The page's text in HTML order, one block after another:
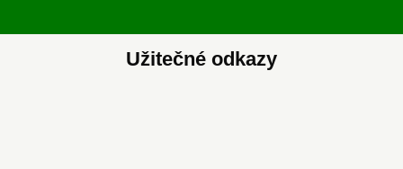
Užitečné odkazy